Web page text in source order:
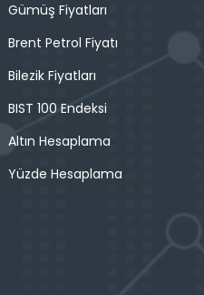
Gümüş Fiyatları
Brent Petrol Fiyatı
Bilezik Fiyatları
BIST 100 Endeksi
Altın Hesaplama
Yüzde Hesaplama